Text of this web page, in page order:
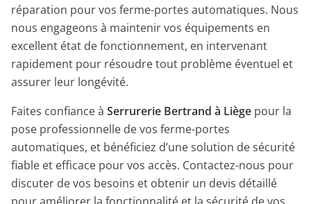
réparation pour vos ferme-portes automatiques. Nous
nous engageons à maintenir vos équipements en
excellent état de fonctionnement, en intervenant
rapidement pour résoudre tout problème éventuel et
assurer leur longévité.
Faites confiance à Serrurerie Bertrand à Liège pour la
pose professionnelle de vos ferme-portes
automatiques, et bénéficiez d’une solution de sécurité
fiable et efficace pour vos accès. Contactez-nous pour
discuter de vos besoins et obtenir un devis détaillé